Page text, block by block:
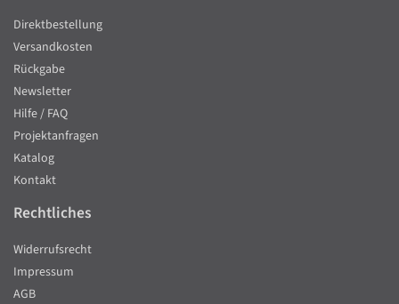
Direktbestellung
Versandkosten
Rückgabe
Newsletter
Hilfe / FAQ
Projektanfragen
Katalog
Kontakt
Rechtliches
Widerrufsrecht
Impressum
AGB